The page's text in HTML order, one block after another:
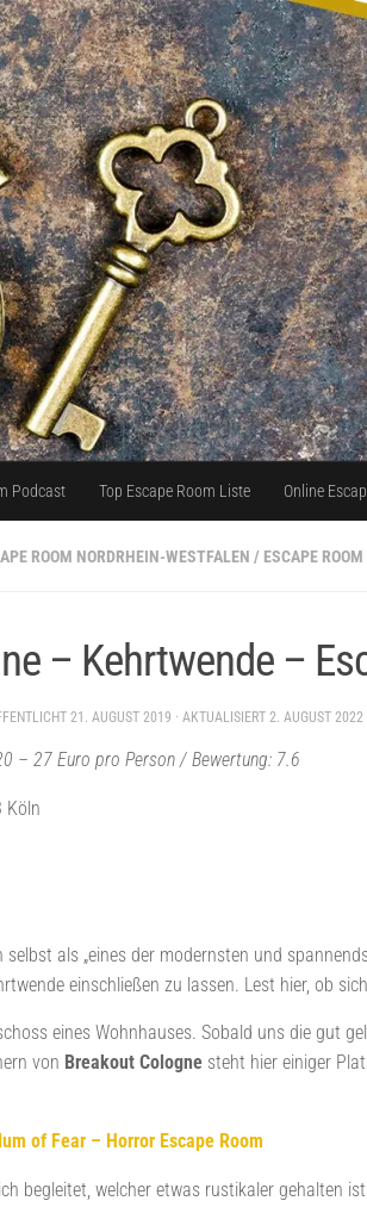
Podcast Top Escape Room Liste Online
ROOM NORDRHEIN-WESTFALEN / ESCAPE
– Kehrtwende –
21. AUGUST 2019 · AKTUALISIERT 2. AUGUST 2022
– 27 Euro pro Person / Bewertung: 7.6
Köln
als „eines der modernsten und
einschließen zu lassen. Lest hier, ob
eines Wohnhauses. Sobald uns die gut
von Breakout Cologne steht hier einiger
of Fear – Horror Escape Room
begleitet, welcher etwas rustikaler gehalten